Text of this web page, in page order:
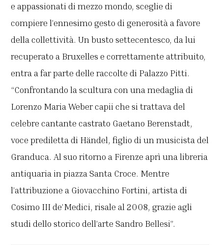
e appassionati di mezzo mondo, sceglie di
compiere l’ennesimo gesto di generosità a favore
della collettività. Un busto settecentesco, da lui
recuperato a Bruxelles e correttamente attribuito,
entra a far parte delle raccolte di Palazzo Pitti.
“Confrontando la scultura con una medaglia di
Lorenzo Maria Weber capii che si trattava del
celebre cantante castrato Gaetano Berenstadt,
voce prediletta di Händel, figlio di un musicista del
Granduca. Al suo ritorno a Firenze aprì una libreria
antiquaria in piazza Santa Croce. Mentre
l’attribuzione a Giovacchino Fortini, artista di
Cosimo III de’Medici, risale al 2008, grazie agli
studi dello storico dell’arte Sandro Bellesi”.